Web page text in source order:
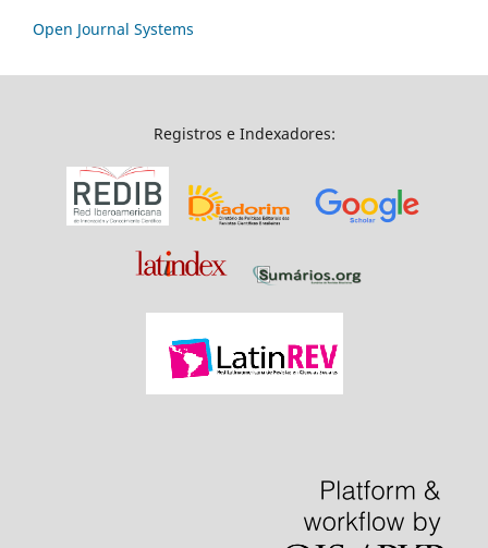
Open Journal Systems
Registros e Indexadores: